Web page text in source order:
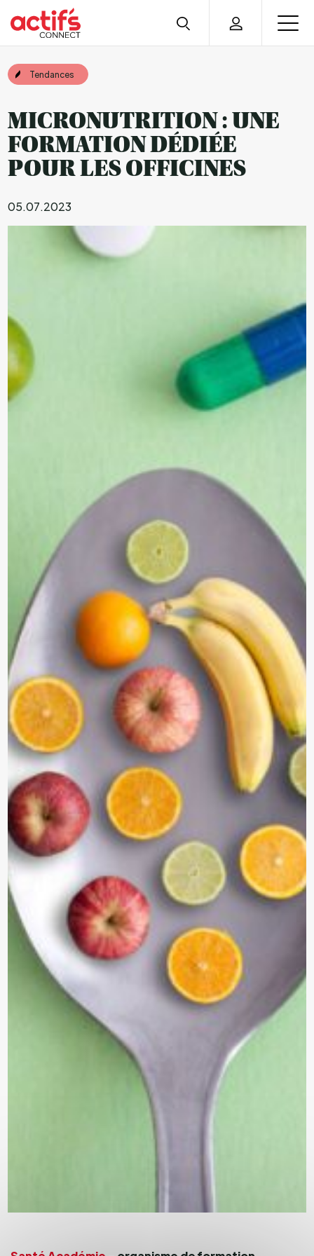
Tendances
MICRONUTRITION : UNE
FORMATION DÉDIÉE
POUR LES OFFICINES
05.07.2023